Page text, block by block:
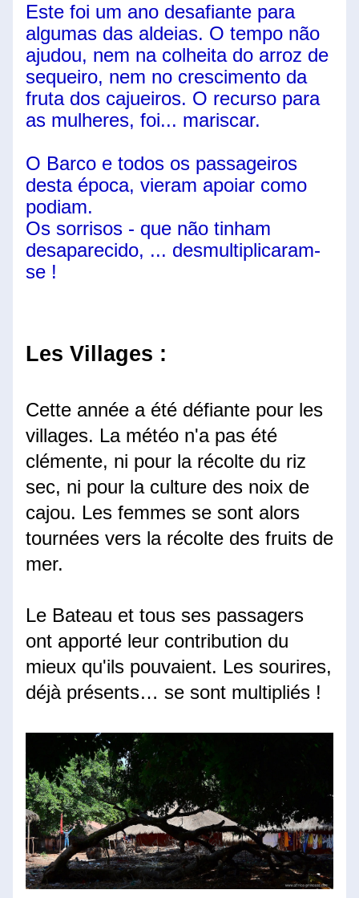
Este foi um ano desafiante para
algumas das aldeias. O tempo não
ajudou, nem na colheita do arroz de
sequeiro, nem no crescimento da
fruta dos cajueiros. O recurso para
as mulheres, foi... mariscar.
O Barco e todos os passageiros
desta época, vieram apoiar como
podiam.
Os sorrisos - que não tinham
desaparecido, ... desmultiplicaram-
se !
Les Villages :
Cette année a été défiante pour les
villages. La météo n'a pas été
clémente, ni pour la récolte du riz
sec, ni pour la culture des noix de
cajou. Les femmes se sont alors
tournées vers la récolte des fruits de
mer.
Le Bateau et tous ses passagers
ont apporté leur contribution du
mieux qu'ils pouvaient. Les sourires,
déjà présents… se sont multipliés !